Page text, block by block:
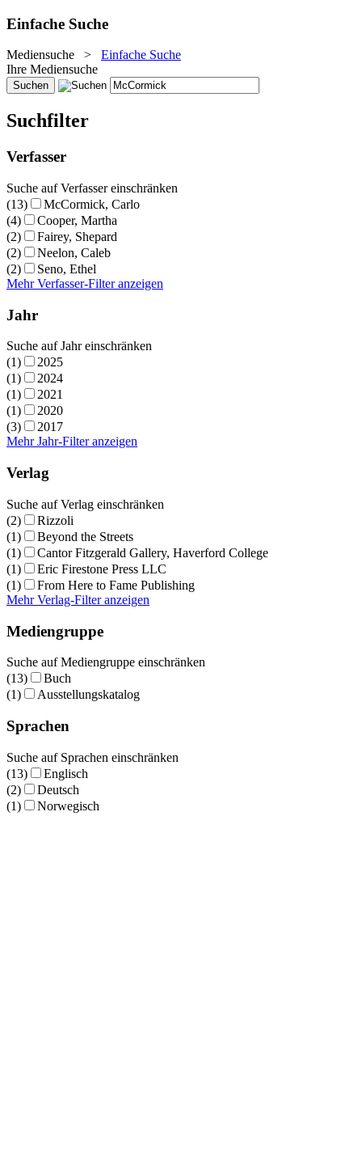
Einfache Suche
Mediensuche > Einfache Suche
Ihre Mediensuche
Suchfilter
Verfasser
Suche auf Verfasser einschränken
(13)
McCormick, Carlo
(4)
Cooper, Martha
(2)
Fairey, Shepard
(2)
Neelon, Caleb
(2)
Seno, Ethel
Mehr Verfasser-Filter anzeigen
Jahr
Suche auf Jahr einschränken
(1)
2025
(1)
2024
(1)
2021
(1)
2020
(3)
2017
Mehr Jahr-Filter anzeigen
Verlag
Suche auf Verlag einschränken
(2)
Rizzoli
(1)
Beyond the Streets
(1)
Cantor Fitzgerald Gallery, Haverford College
(1)
Eric Firestone Press LLC
(1)
From Here to Fame Publishing
Mehr Verlag-Filter anzeigen
Mediengruppe
Suche auf Mediengruppe einschränken
(13)
Buch
(1)
Ausstellungskatalog
Sprachen
Suche auf Sprachen einschränken
(13)
Englisch
(2)
Deutsch
(1)
Norwegisch